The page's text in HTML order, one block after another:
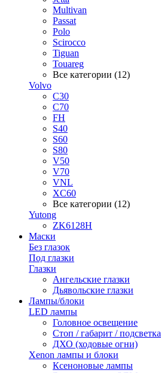
Multivan
Passat
Polo
Scirocco
Tiguan
Touareg
Все категории (12)
Volvo
C30
C70
FH
S40
S60
S80
V50
V70
VNL
XC60
Все категории (12)
Yutong
ZK6128H
Маски
Без глазок
Под глазки
Глазки
Ангельские глазки
Дьявольские глазки
Лампы/блоки
LED лампы
Головное освещение
Стоп / габарит / подсветка
ДХО (ходовые огни)
Xenon лампы и блоки
Ксеноновые лампы